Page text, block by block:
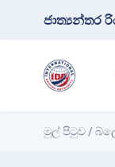
ජාත්‍යන්තර
මුල් පිටුව /